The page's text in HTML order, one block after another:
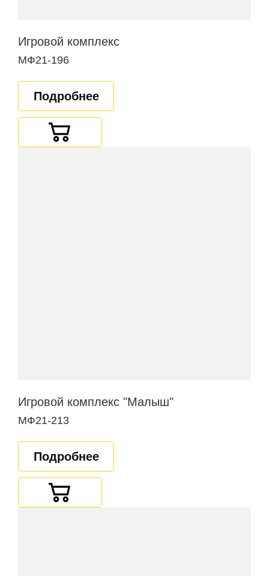
Игровой комплекс
МФ21-196
Подробнее
Игровой комплекс "Малыш"
МФ21-213
Подробнее